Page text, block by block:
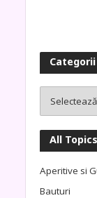
Categorii
All Topics
Aperitive si
Bauturi